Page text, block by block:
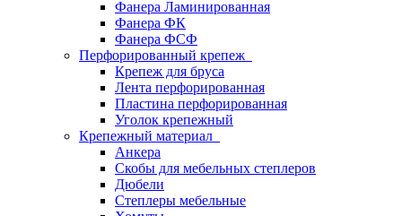
Фанера Ламинированная
Фанера ФК
Фанера ФСФ
Перфорированный крепеж
Крепеж для бруса
Лента перфорированная
Пластина перфорированная
Уголок крепежный
Крепежный материал
Анкера
Скобы для мебельных степлеров
Дюбели
Степлеры мебельные